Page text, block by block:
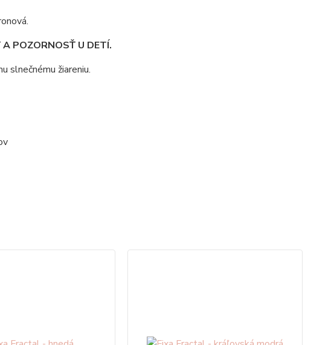
POZORNOSŤ U DETÍ.
slnečnému žiareniu.